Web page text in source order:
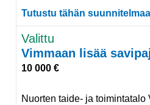
Tutustu tähän
Valittu
Vimmaan lisää
10 000 €
Nuorten taide- ja toimintatalo